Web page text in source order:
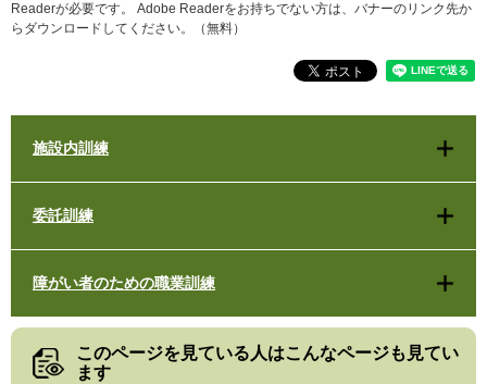
Readerが必要です。
Adobe Readerをお持ちでない方は、バナーのリンク先か
らダウンロードしてください。（無料）
施設内訓練
委託訓練
障がい者のための職業訓練
このページを見ている人はこんなページも見てい
ます